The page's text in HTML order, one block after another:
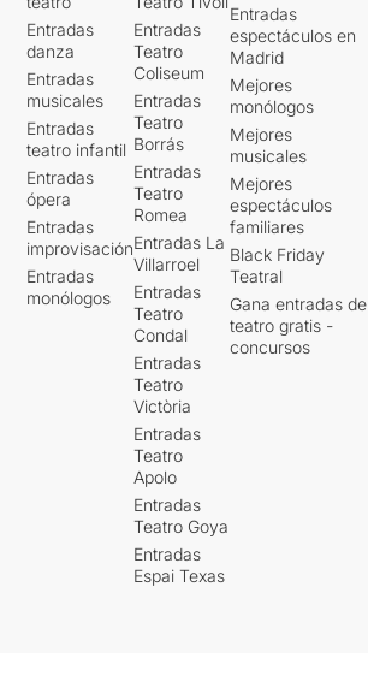
Entradas
danza
Entradas
musicales
Entradas
teatro infantil
Entradas
ópera
Entradas
improvisación
Entradas
monólogos
Entradas
Teatro
Coliseum
Entradas
Teatro
Borrás
Entradas
Teatro
Romea
Entradas La
Villarroel
Entradas
Teatro
Condal
Entradas
Teatro
Victòria
Entradas
Teatro
Apolo
Entradas
Teatro Goya
Entradas
Espai Texas
Entradas
espectáculos en
Madrid
Mejores
monólogos
Mejores
musicales
Mejores
espectáculos
familiares
Black Friday
Teatral
Gana entradas de
teatro gratis -
concursos